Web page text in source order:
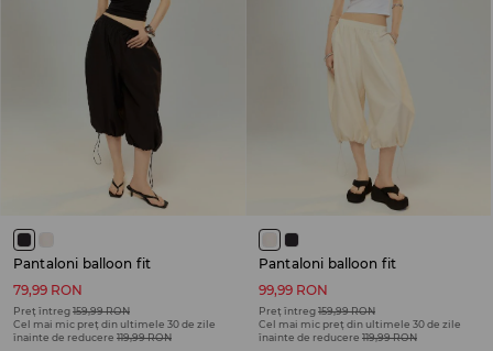
Pantaloni balloon fit
79,99 RON
Preț întreg159,99 RON
Cel mai mic preț din ultimele 30 de zile
înainte de reducere 119,99 RON
Pantaloni balloon fit
99,99 RON
Preț întreg159,99 RON
Cel mai mic preț din ultimele 30 de zile
înainte de reducere 119,99 RON